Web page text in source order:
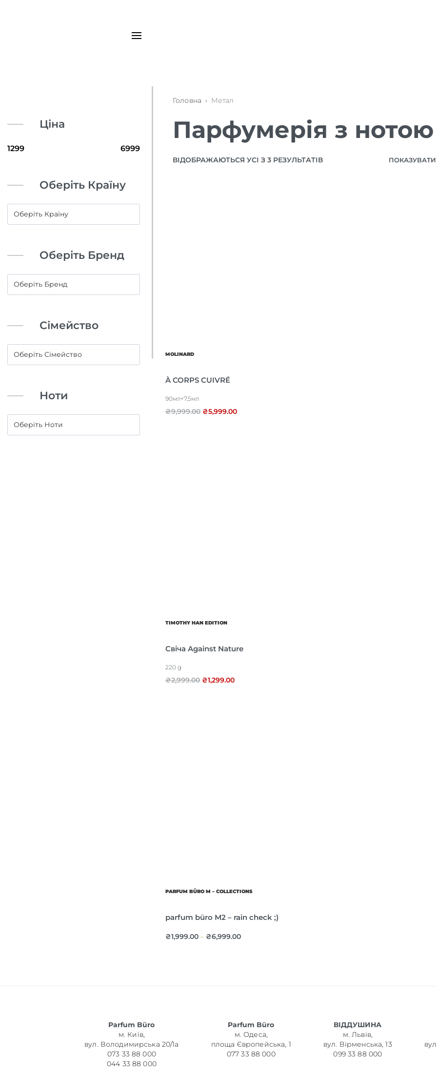
Ціна
Оберіть Країну
Оберіть Бренд
Сімейство
Ноти
Головна › Метал
Парфумерія з
ВІДОБРАЖАЮТЬСЯ УСІ З 3 РЕЗУЛЬТАТІВ ПОКАЗУВАТИ
MOLINARD
À CORPS CUIVRÉ
90мл+7,5мл
₴9,999.00 ₴5,999.00
TIMOTHY HAN EDITION
Свіча Against Nature
220 g
₴2,999.00 ₴1,299.00
PARFUM BÜRO M – COLLECTIONS
parfum büro М2 – rain check ;)
₴1,999.00 – ₴6,999.00
Parfum Büro
м. Київ,
вул. Володимирська 20/1а
073 33 88 000
044 33 88 000
Parfum Büro
м. Одеса,
площа Європейська, 1
077 33 88 000
ВІДДУШИНА
м. Львів,
вул. Вірменська, 13
099 33 88 000